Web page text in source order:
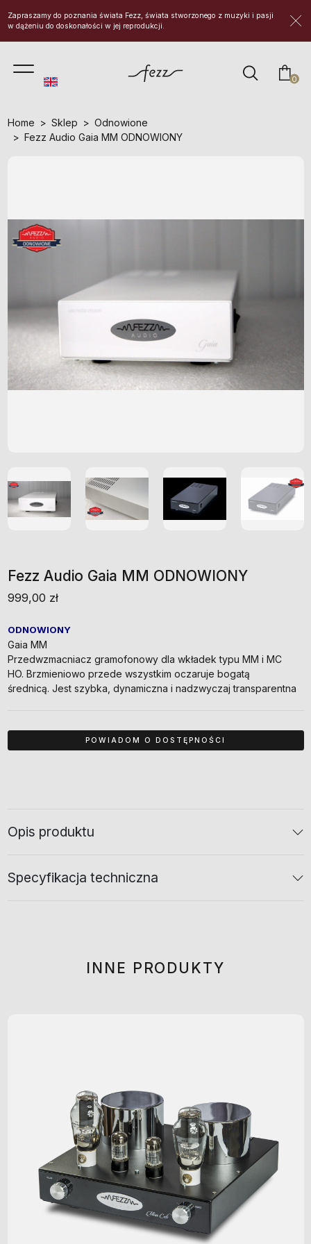
Zapraszamy do poznania świata Fezz, świata stworzonego z muzyki i pasji
w dążeniu do doskonałości w jej reprodukcji.
0
Home Sklep
Odnowione
Fezz Audio Gaia MM ODNOWIONY
Fezz Audio Gaia MM ODNOWIONY
999,00 zł
ODNOWIONY
Gaia MM
Przedwzmacniacz gramofonowy dla wkładek typu MM i MC
HO. Brzmieniowo przede wszystkim oczaruje bogatą
średnicą. Jest szybka, dynamiczna i nadzwyczaj transparentna
Opis produktu
Specyfikacja techniczna
INNE PRODUKTY